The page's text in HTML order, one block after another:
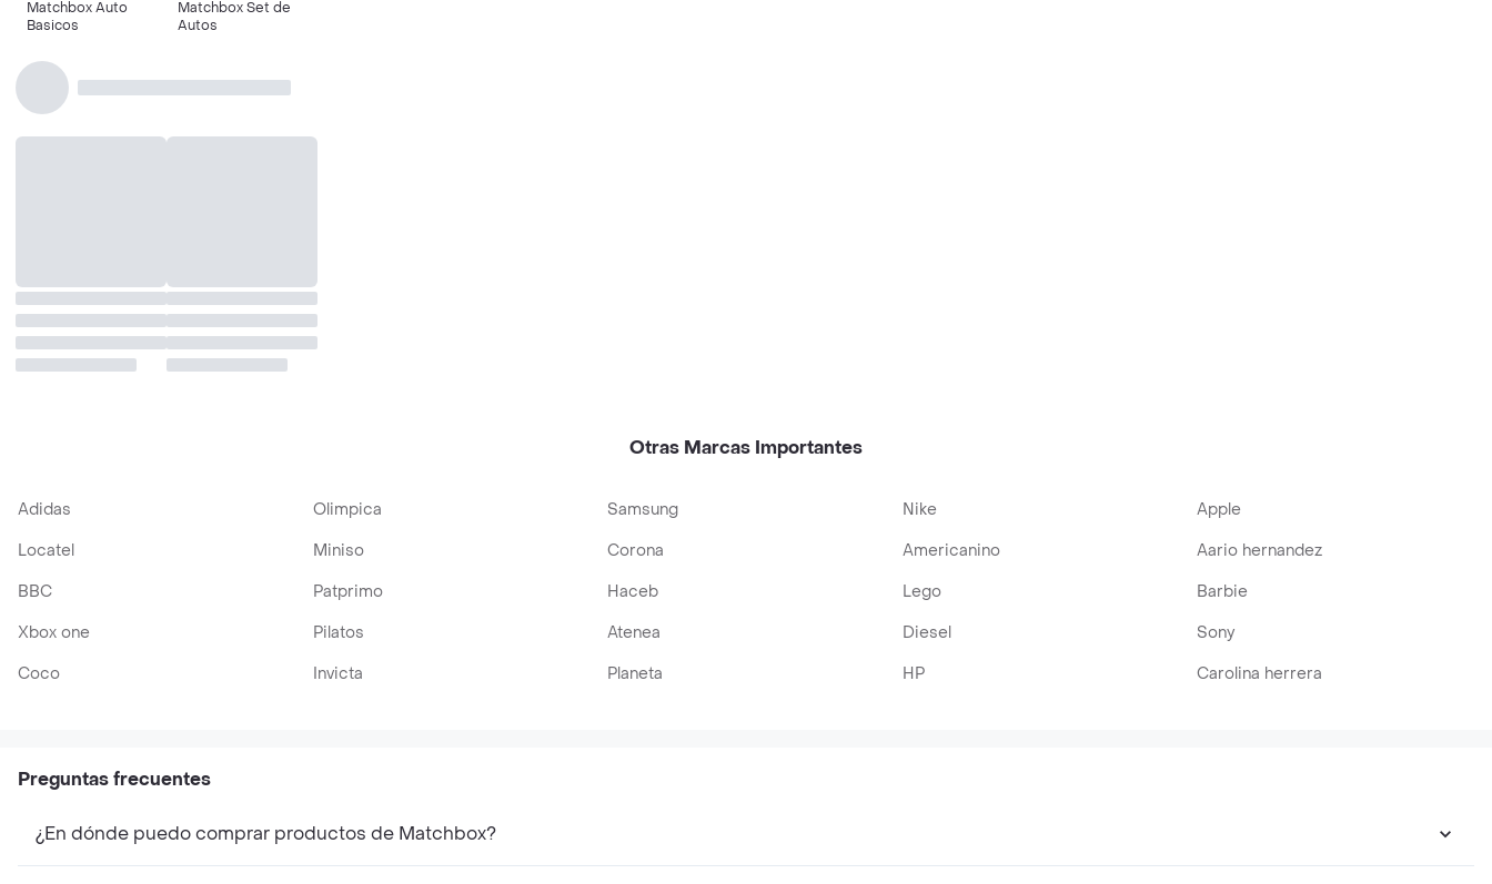
Matchbox Auto
Basicos
Matchbox Set de
Autos
Otras Marcas Importantes
Adidas Olimpica Samsung Nike
Apple
Locatel
Miniso Corona Americanino
Aario hernandez
BBC
Patprimo Haceb Lego
Barbie
Xbox one
Pilatos Atenea Diesel
Sony
Coco
Invicta Planeta HP Carolina herrera
Preguntas frecuentes
¿En dónde puedo comprar productos de Matchbox?